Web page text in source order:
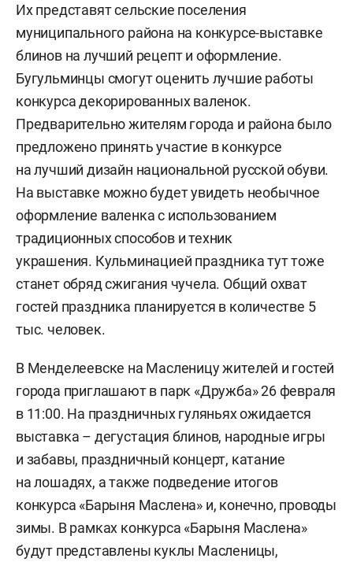
Их представят сельские поселения
муниципального района на конкурсе-выставке
блинов на лучший рецепт и оформление.
Бугульминцы смогут оценить лучшие работы
конкурса декорированных валенок.
Предварительно жителям города и района было
предложено принять участие в конкурсе
на лучший дизайн национальной русской обуви.
На выставке можно будет увидеть необычное
оформление валенка с использованием
традиционных способов и техник
украшения. Кульминацией праздника тут тоже
станет обряд сжигания чучела. Общий охват
гостей праздника планируется в количестве 5
тыс. человек.
В Менделеевске на Масленицу жителей и гостей
города приглашают в парк «Дружба» 26 февраля
в 11:00. На праздничных гуляньях ожидается
выставка – дегустация блинов, народные игры
и забавы, праздничный концерт, катание
на лошадях, а также подведение итогов
конкурса «Барыня Маслена» и, конечно, проводы
зимы. В рамках конкурса «Барыня Маслена»
будут представлены куклы Масленицы,